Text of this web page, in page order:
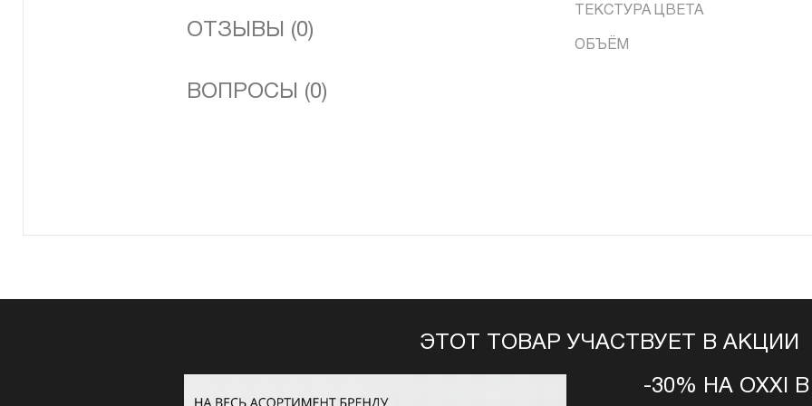
ОТЗЫВЫ (0)
ВОПРОСЫ (0)
ТЕКСТУРА ЦВЕТА
ОБЪЁМ
ЭТОТ ТОВАР УЧАСТВУЕТ В АКЦИИ
-30% НА OXXI